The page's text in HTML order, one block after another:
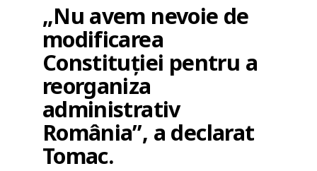
„Nu avem nevoie de
modificarea
Constituției pentru a
reorganiza
administrativ
România”, a declarat
Tomac.